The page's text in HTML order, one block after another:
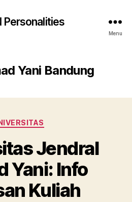
Personalities
Menu
Yani Bandung
Categories
Jendral
Yani: Info
Kuliah